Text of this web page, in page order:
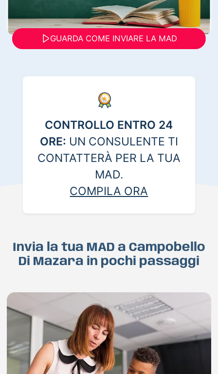
GUARDA COME INVIARE LA MAD
CONTROLLO ENTRO 24
ORE: UN CONSULENTE TI
CONTATTERÀ PER LA TUA
MAD.
COMPILA ORA
Invia la tua MAD a Campobello
Di Mazara in pochi passaggi